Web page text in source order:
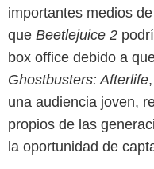
importantes medios
que Beetlejuice 2
box office debido a
Ghostbusters: Afterlife
una audiencia joven,
propios de las
la oportunidad de